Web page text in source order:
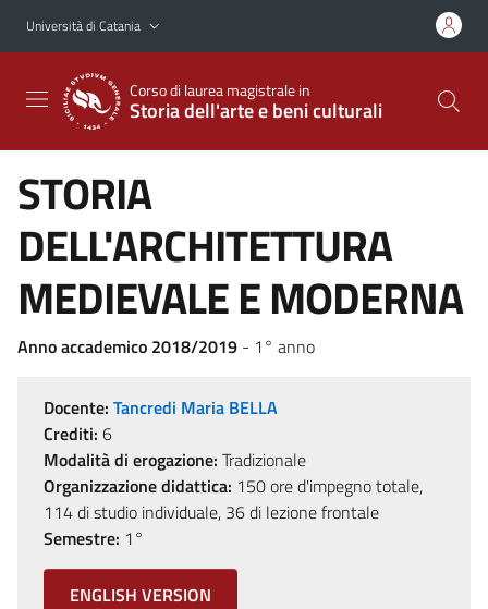
Vai al contenuto principale
Vai al menu di navigazione
Università di Catania
Corso di laurea magistrale in
Storia dell'arte e beni culturali
STORIA
DELL'ARCHITETTURA
MEDIEVALE E MODERNA
Anno accademico 2018/2019 - 1° anno
Docente: Tancredi Maria BELLA
Crediti: 6
Modalità di erogazione: Tradizionale
Organizzazione didattica: 150 ore d'impegno totale,
114 di studio individuale, 36 di lezione frontale
Semestre: 1°
ENGLISH VERSION